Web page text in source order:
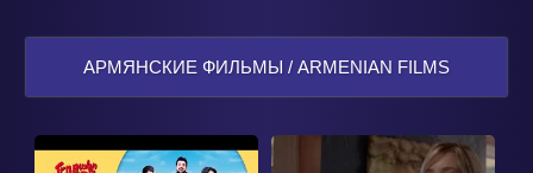
АРМЯНСКИЕ ФИЛЬМЫ / ARMENIAN FILMS